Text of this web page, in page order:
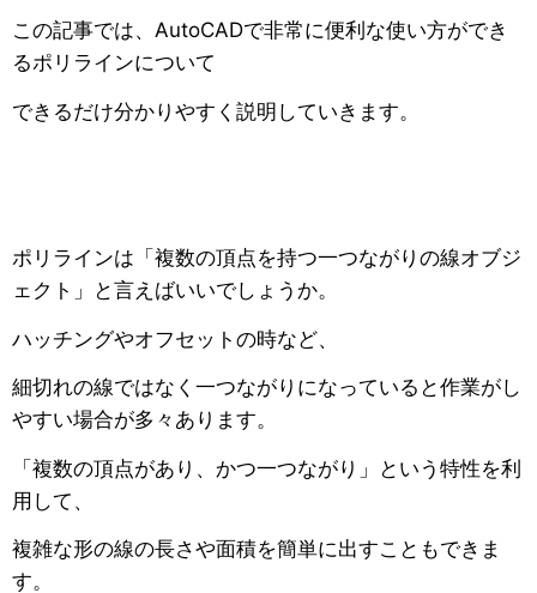
この記事では、AutoCADで非常に便利な使い方ができ
るポリラインについて
できるだけ分かりやすく説明していきます。
ポリラインは「複数の頂点を持つ一つながりの線オブジ
ェクト」と言えばいいでしょうか。
ハッチングやオフセットの時など、
細切れの線ではなく一つながりになっていると作業がし
やすい場合が多々あります。
「複数の頂点があり、かつ一つながり」という特性を利
用して、
複雑な形の線の長さや面積を簡単に出すこともできま
す。